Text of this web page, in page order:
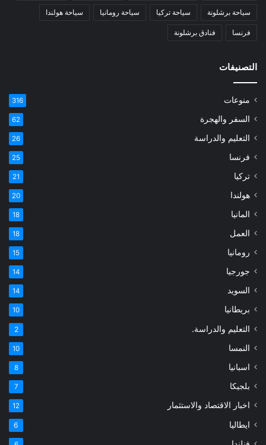
سياحة برشلونة سياحة تركيا سياحة رومانيا سياحة هولندا
فرنسا فنادق برشلونة
التصنيفات
منوعات 316
السفر والهجرة 62
التعليم والدراسة 26
فرنسا 25
تركيا 21
هولندا 20
المانيا 18
العمل 18
رومانيا 15
جورجيا 14
السويد 14
بريطانيا 10
التعليم والدراسة. 2
النمسا 10
اسبانيا 8
بلجيكا 7
اخبار الاقتصاد والاستثمار 12
ايطاليا 6